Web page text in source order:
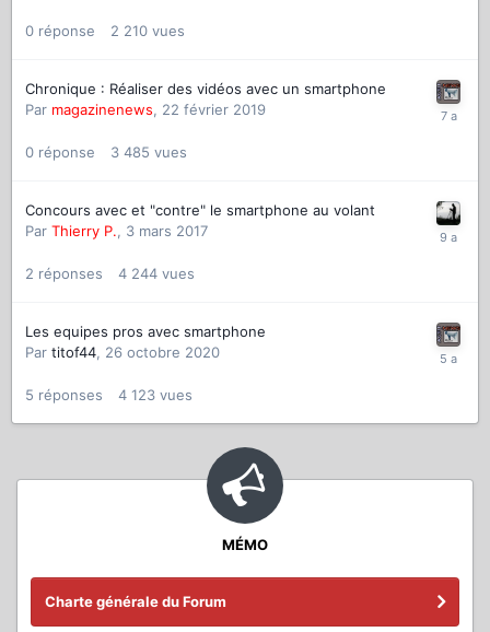
0 réponse 2 210 vues
Chronique : Réaliser des vidéos avec un smartphone
Par magazinenews, 22 février 2019
0 réponse 3 485 vues
Concours avec et "contre" le smartphone au volant
Par Thierry P., 3 mars 2017
2 réponses 4 244 vues
Les equipes pros avec smartphone
Par titof44, 26 octobre 2020
5 réponses 4 123 vues
MÉMO
Charte générale du Forum